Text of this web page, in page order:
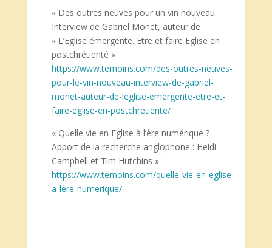
« Des outres neuves pour un vin nouveau.
Interview de Gabriel Monet, auteur de
« L’Eglise émergente. Etre et faire Eglise en
postchrétienté »
https://www.temoins.com/des-outres-neuves-
pour-le-vin-nouveau-interview-de-gabriel-
monet-auteur-de-leglise-emergente-etre-et-
faire-eglise-en-postchretiente/
« Quelle vie en Eglise à l’ère numérique ?
Apport de la recherche anglophone : Heidi
Campbell et Tim Hutchins »
https://www.temoins.com/quelle-vie-en-eglise-
a-lere-numerique/